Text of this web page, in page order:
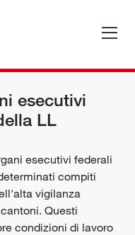
esecutivi
LL
esecutivi federali
compiti
vigilanza
Questi
condizioni di lavoro